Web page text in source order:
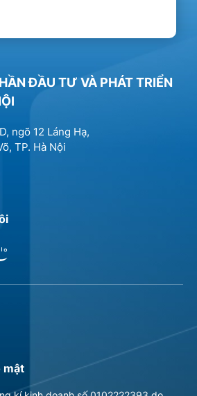
ĐẦU TƯ VÀ PHÁT TRIỂN
ngõ 12 Láng Hạ,
TP. Hà Nội
mật